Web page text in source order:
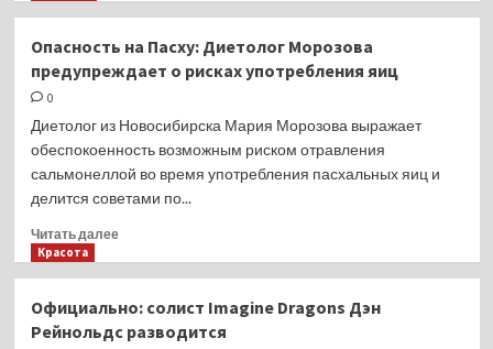
в интимной
зоне.
может
косметолог?
Опасность на Пасху: Диетолог Морозова
предупреждает о рисках употребления яиц
0
Диетолог из Новосибирска Мария Морозова выражает
обеспокоенность возможным риском отравления
сальмонеллой во время употребления пасхальных яиц и
делится советами по...
Читать далееПрочитать
на Пасху:
Диетолог
Красота
Официально: солист Imagine Dragons Дэн
Рейнольдс разводится